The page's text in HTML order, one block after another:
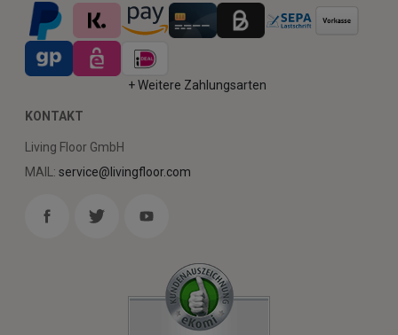
+ Weitere Zahlungsarten
KONTAKT
Living Floor GmbH
MAIL: service@livingfloor.com